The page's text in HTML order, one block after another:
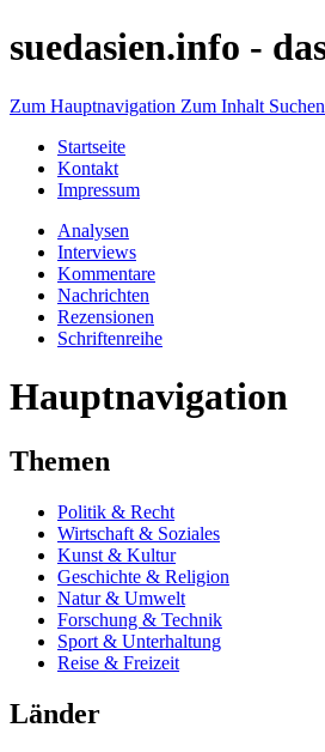
suedasien.info -
Zum Hauptnavigation Zum Inhalt
Startseite
Kontakt
Impressum
Analysen
Interviews
Kommentare
Nachrichten
Rezensionen
Schriftenreihe
Hauptnavigation
Themen
Politik & Recht
Wirtschaft & Soziales
Kunst & Kultur
Geschichte & Religion
Natur & Umwelt
Forschung & Technik
Sport & Unterhaltung
Reise & Freizeit
Länder